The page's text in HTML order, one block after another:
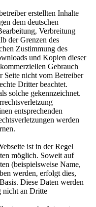
erstellten Inhalte
dem deutschen
Verbreitung
der Grenzen des
Zustimmung des
und Kopien dieser
Gebrauch
Seite nicht vom Betreiber
Dritter beachtet.
solche gekennzeichnet.
entsprechenden
werden
ist in der Regel
möglich. Soweit auf
(beispielsweise Name,
werden, erfolgt dies,
Diese Daten werden
nicht an Dritte